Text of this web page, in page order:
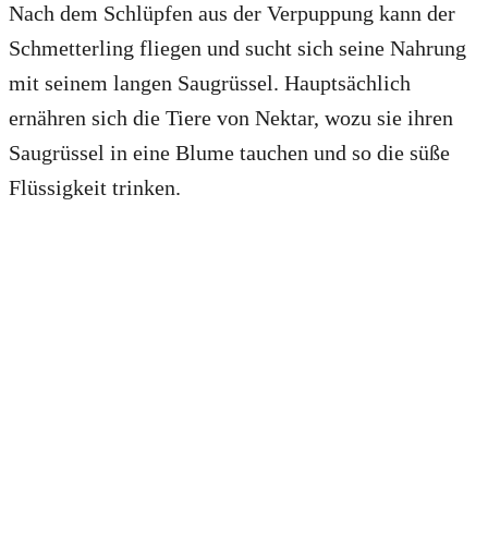
Nach dem Schlüpfen aus der Verpuppung kann der
Schmetterling fliegen und sucht sich seine Nahrung
mit seinem langen Saugrüssel. Hauptsächlich
ernähren sich die Tiere von Nektar, wozu sie ihren
Saugrüssel in eine Blume tauchen und so die süße
Flüssigkeit trinken.